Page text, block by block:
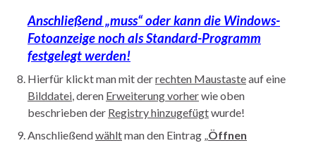
Anschließend „muss“ oder kann die Windows-
Fotoanzeige noch als Standard-Programm
festgelegt werden!
Hierfür klickt man mit derrechten Maustasteauf eine
Bilddatei, deren Erweiterung vorherwie oben
beschrieben der Registry hinzugefügtwurde!
Anschließendwähltman den Eintrag „Öffnen